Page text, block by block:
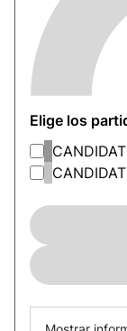
Elige los